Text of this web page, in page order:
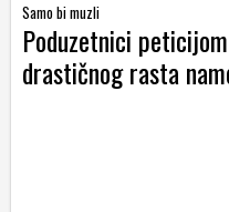
Samo bi muzli
Poduzetnici
drastičnog rasta